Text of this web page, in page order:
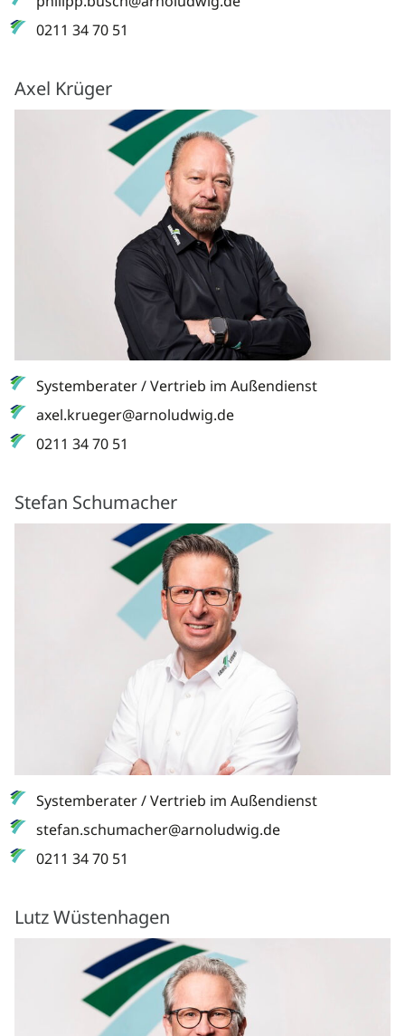
0211 34 70 51
Axel Krüger
Systemberater / Vertrieb im Außendienst
axel.krueger@arnoludwig.de
0211 34 70 51
Stefan Schumacher
Systemberater / Vertrieb im Außendienst
stefan.schumacher@arnoludwig.de
0211 34 70 51
Lutz Wüstenhagen